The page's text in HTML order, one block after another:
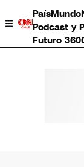
PaísMundo
Podcast y
Futuro 360